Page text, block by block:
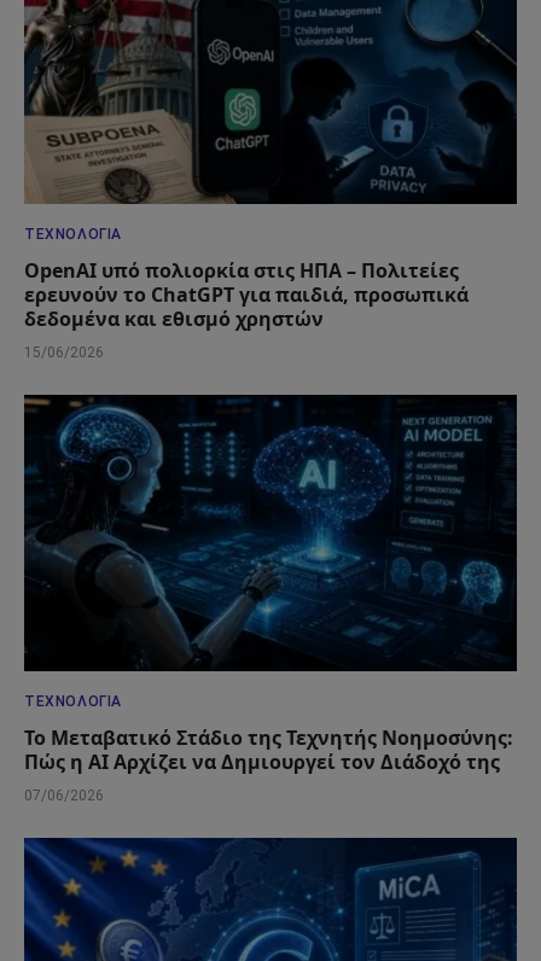
ΤΕΧΝΟΛΟΓΊΑ
OpenAI υπό πολιορκία στις ΗΠΑ – Πολιτείες
ερευνούν το ChatGPT για παιδιά, προσωπικά
δεδομένα και εθισμό χρηστών
15/06/2026
ΤΕΧΝΟΛΟΓΊΑ
Το Μεταβατικό Στάδιο της Τεχνητής Νοημοσύνης:
Πώς η AI Αρχίζει να Δημιουργεί τον Διάδοχό της
07/06/2026